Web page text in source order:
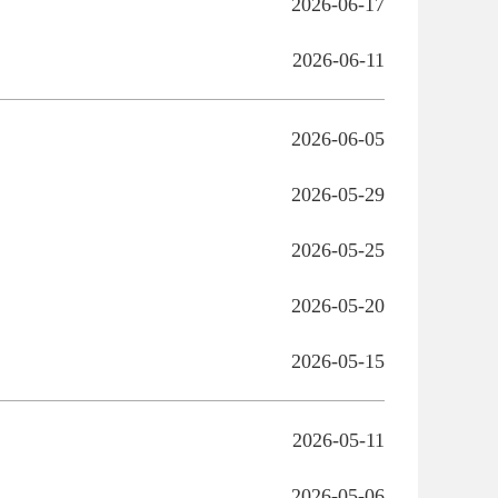
2026-06-17
2026-06-11
2026-06-05
2026-05-29
2026-05-25
2026-05-20
2026-05-15
2026-05-11